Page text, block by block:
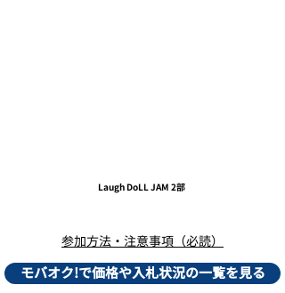
Laugh DoLL JAM 2部
​参加方法・注意事項（必読）
モバオク!で価格や入札状況の一覧を見る